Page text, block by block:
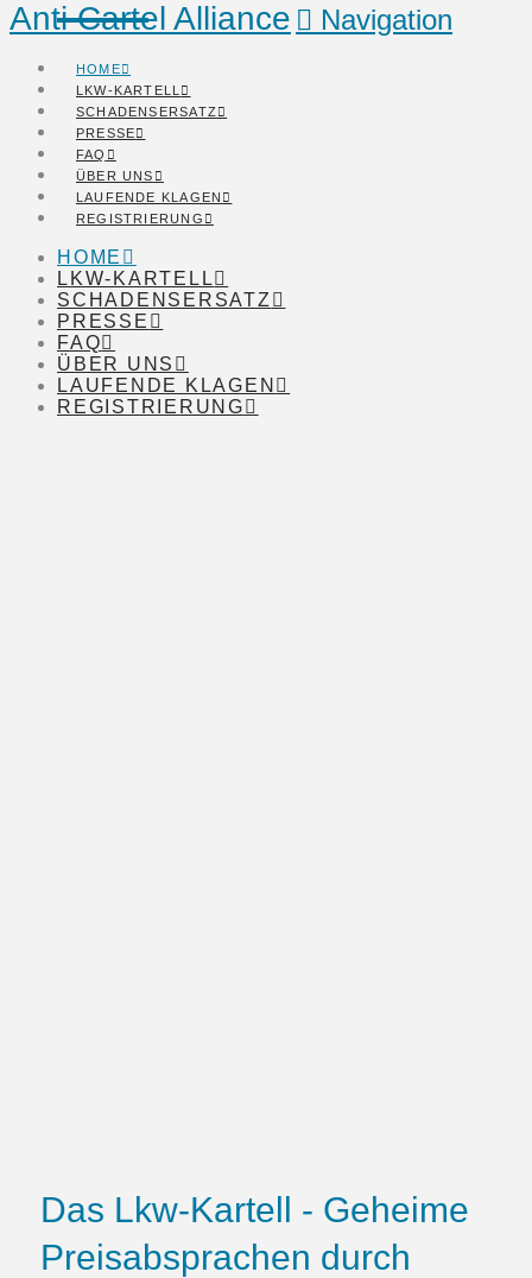
Anti Cartel Alliance Navigation
HOME
LKW-KARTELL
SCHADENSERSATZ
PRESSE
FAQ
ÜBER UNS
LAUFENDE KLAGEN
REGISTRIERUNG
HOME
LKW-KARTELL
SCHADENSERSATZ
PRESSE
FAQ
ÜBER UNS
LAUFENDE KLAGEN
REGISTRIERUNG
Das Lkw-Kartell - Geheime
Preisabsprachen durch